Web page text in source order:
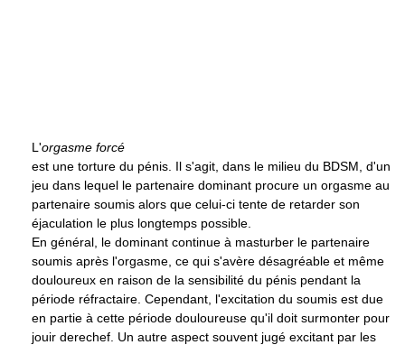
L'orgasme forcé
est une torture du pénis. Il s'agit, dans le milieu du BDSM, d'un
jeu dans lequel le partenaire dominant procure un orgasme au
partenaire soumis alors que celui-ci tente de retarder son
éjaculation le plus longtemps possible.
En général, le dominant continue à masturber le partenaire
soumis après l'orgasme, ce qui s'avère désagréable et même
douloureux en raison de la sensibilité du pénis pendant la
période réfractaire. Cependant, l'excitation du soumis est due
en partie à cette période douloureuse qu'il doit surmonter pour
jouir derechef. Un autre aspect souvent jugé excitant par les